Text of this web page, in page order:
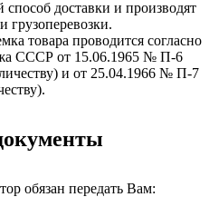
доставки и производят
грузоперевозки.
товара проводится согласно
СССР от 15.06.1965 № П-6
и от 25.04.1966 № П-7
обязан передать Вам: